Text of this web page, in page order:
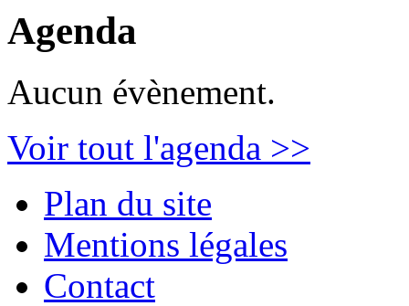
Agenda
Aucun évènement.
Voir tout l'agenda >>
Plan du site
Mentions légales
Contact